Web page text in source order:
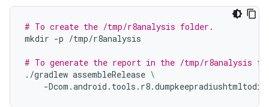
# To create the /tmp/r8analysis folder.
mkdir -p /tmp/r8analysis
# To generate the report in the /tmp/r8analysis
./gradlew assembleRelease \
-